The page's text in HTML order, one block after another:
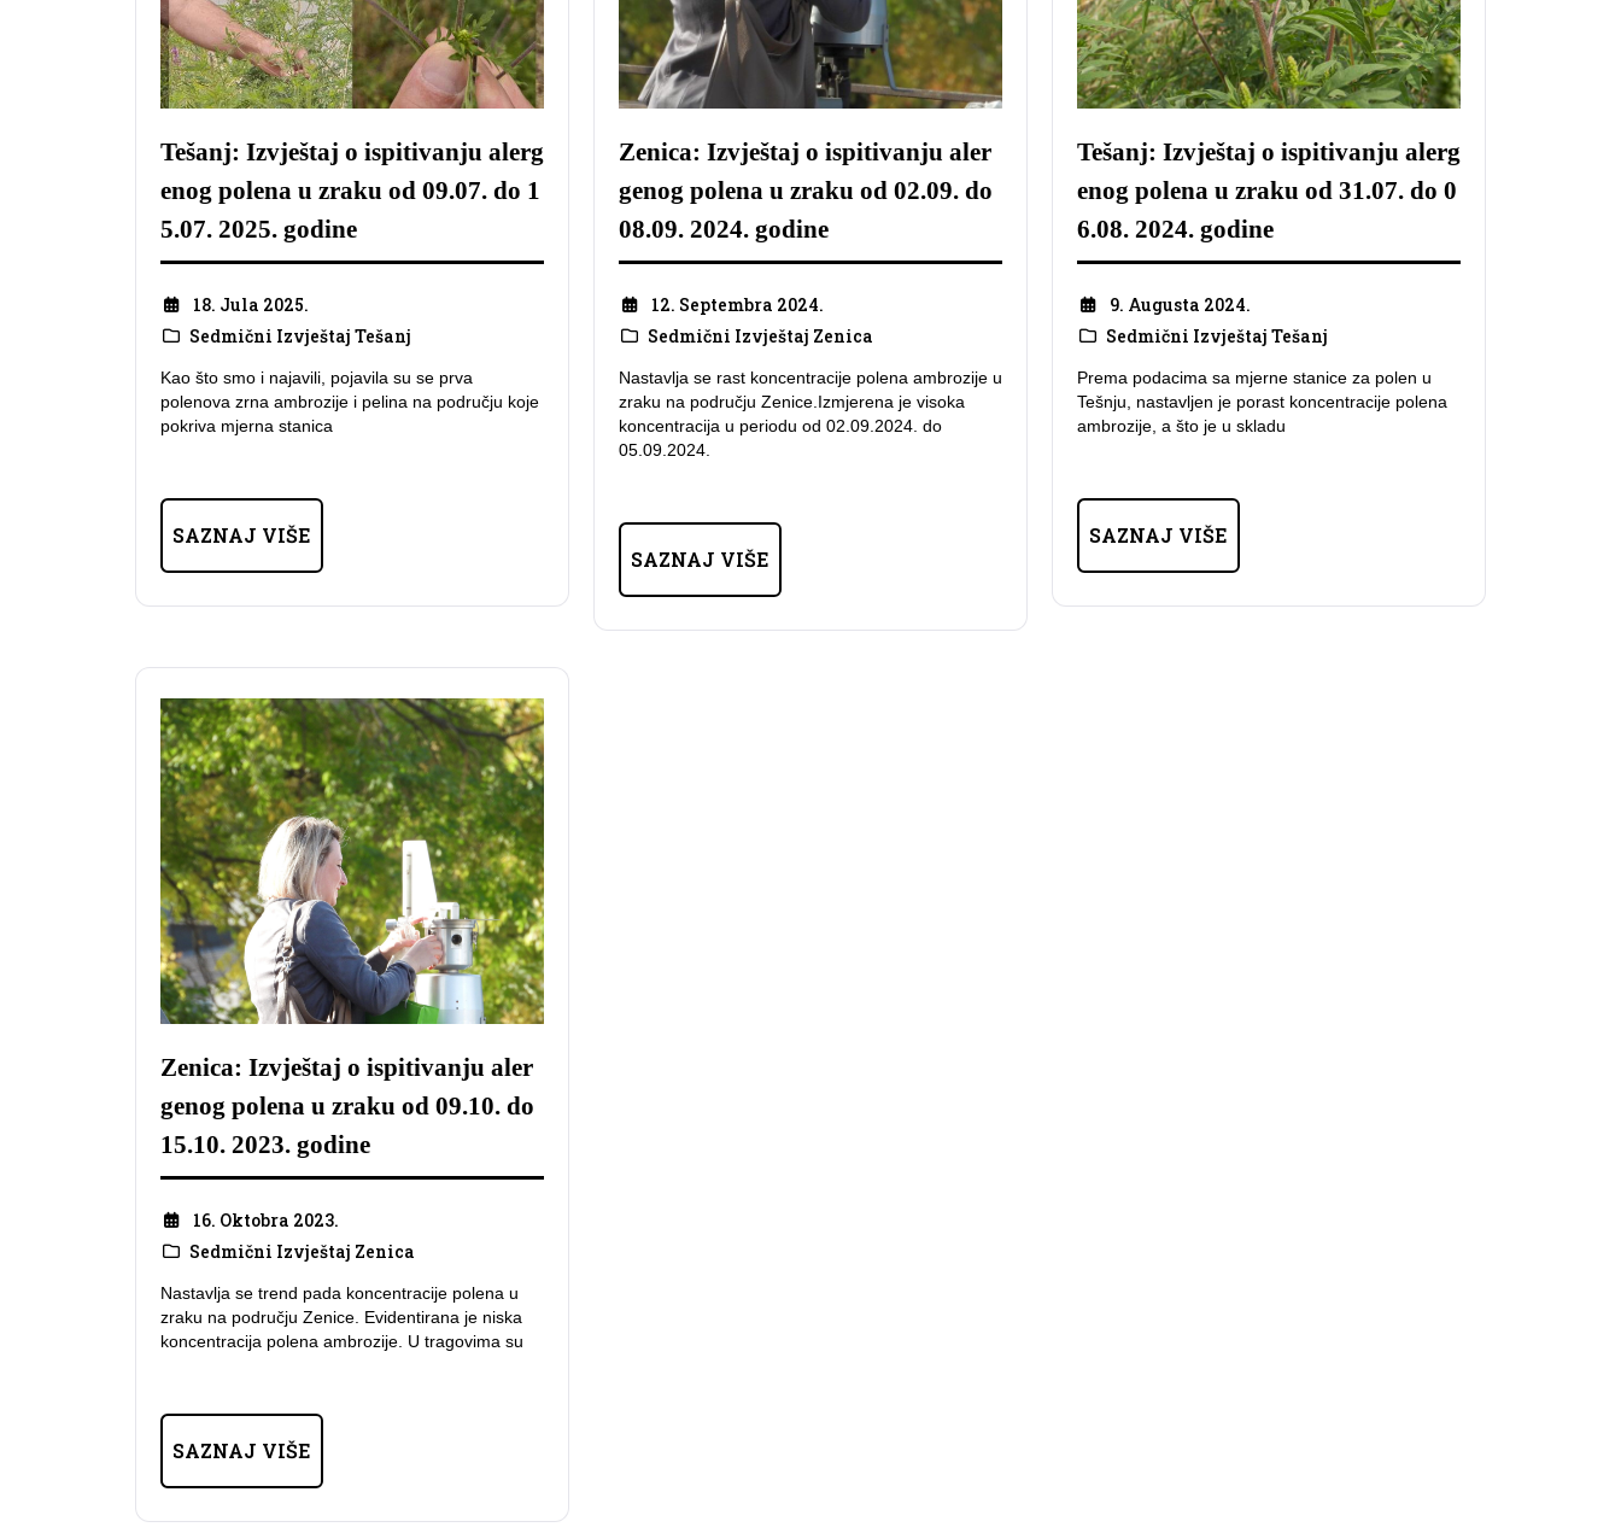
Tešanj: Izvještaj o ispitivanju alerg
enog polena u zraku od 09.07. do 1
5.07. 2025. godine
18. Jula 2025.
Sedmični Izvještaj Tešanj
Kao što smo i najavili, pojavila su se prva
polenova zrna ambrozije i pelina na području koje
pokriva mjerna stanica
SAZNAJ VIŠE
Zenica: Izvještaj o ispitivanju aler
genog polena u zraku od 02.09. do
08.09. 2024. godine
12. Septembra 2024.
Sedmični Izvještaj Zenica
Nastavlja se rast koncentracije polena ambrozije u
zraku na području Zenice.Izmjerena je visoka
koncentracija u periodu od 02.09.2024. do
05.09.2024.
SAZNAJ VIŠE
Tešanj: Izvještaj o ispitivanju alerg
enog polena u zraku od 31.07. do 0
6.08. 2024. godine
9. Augusta 2024.
Sedmični Izvještaj Tešanj
Prema podacima sa mjerne stanice za polen u
Tešnju, nastavljen je porast koncentracije polena
ambrozije, a što je u skladu
SAZNAJ VIŠE
Zenica: Izvještaj o ispitivanju aler
genog polena u zraku od 09.10. do
15.10. 2023. godine
16. Oktobra 2023.
Sedmični Izvještaj Zenica
Nastavlja se trend pada koncentracije polena u
zraku na području Zenice. Evidentirana je niska
koncentracija polena ambrozije. U tragovima su
SAZNAJ VIŠE